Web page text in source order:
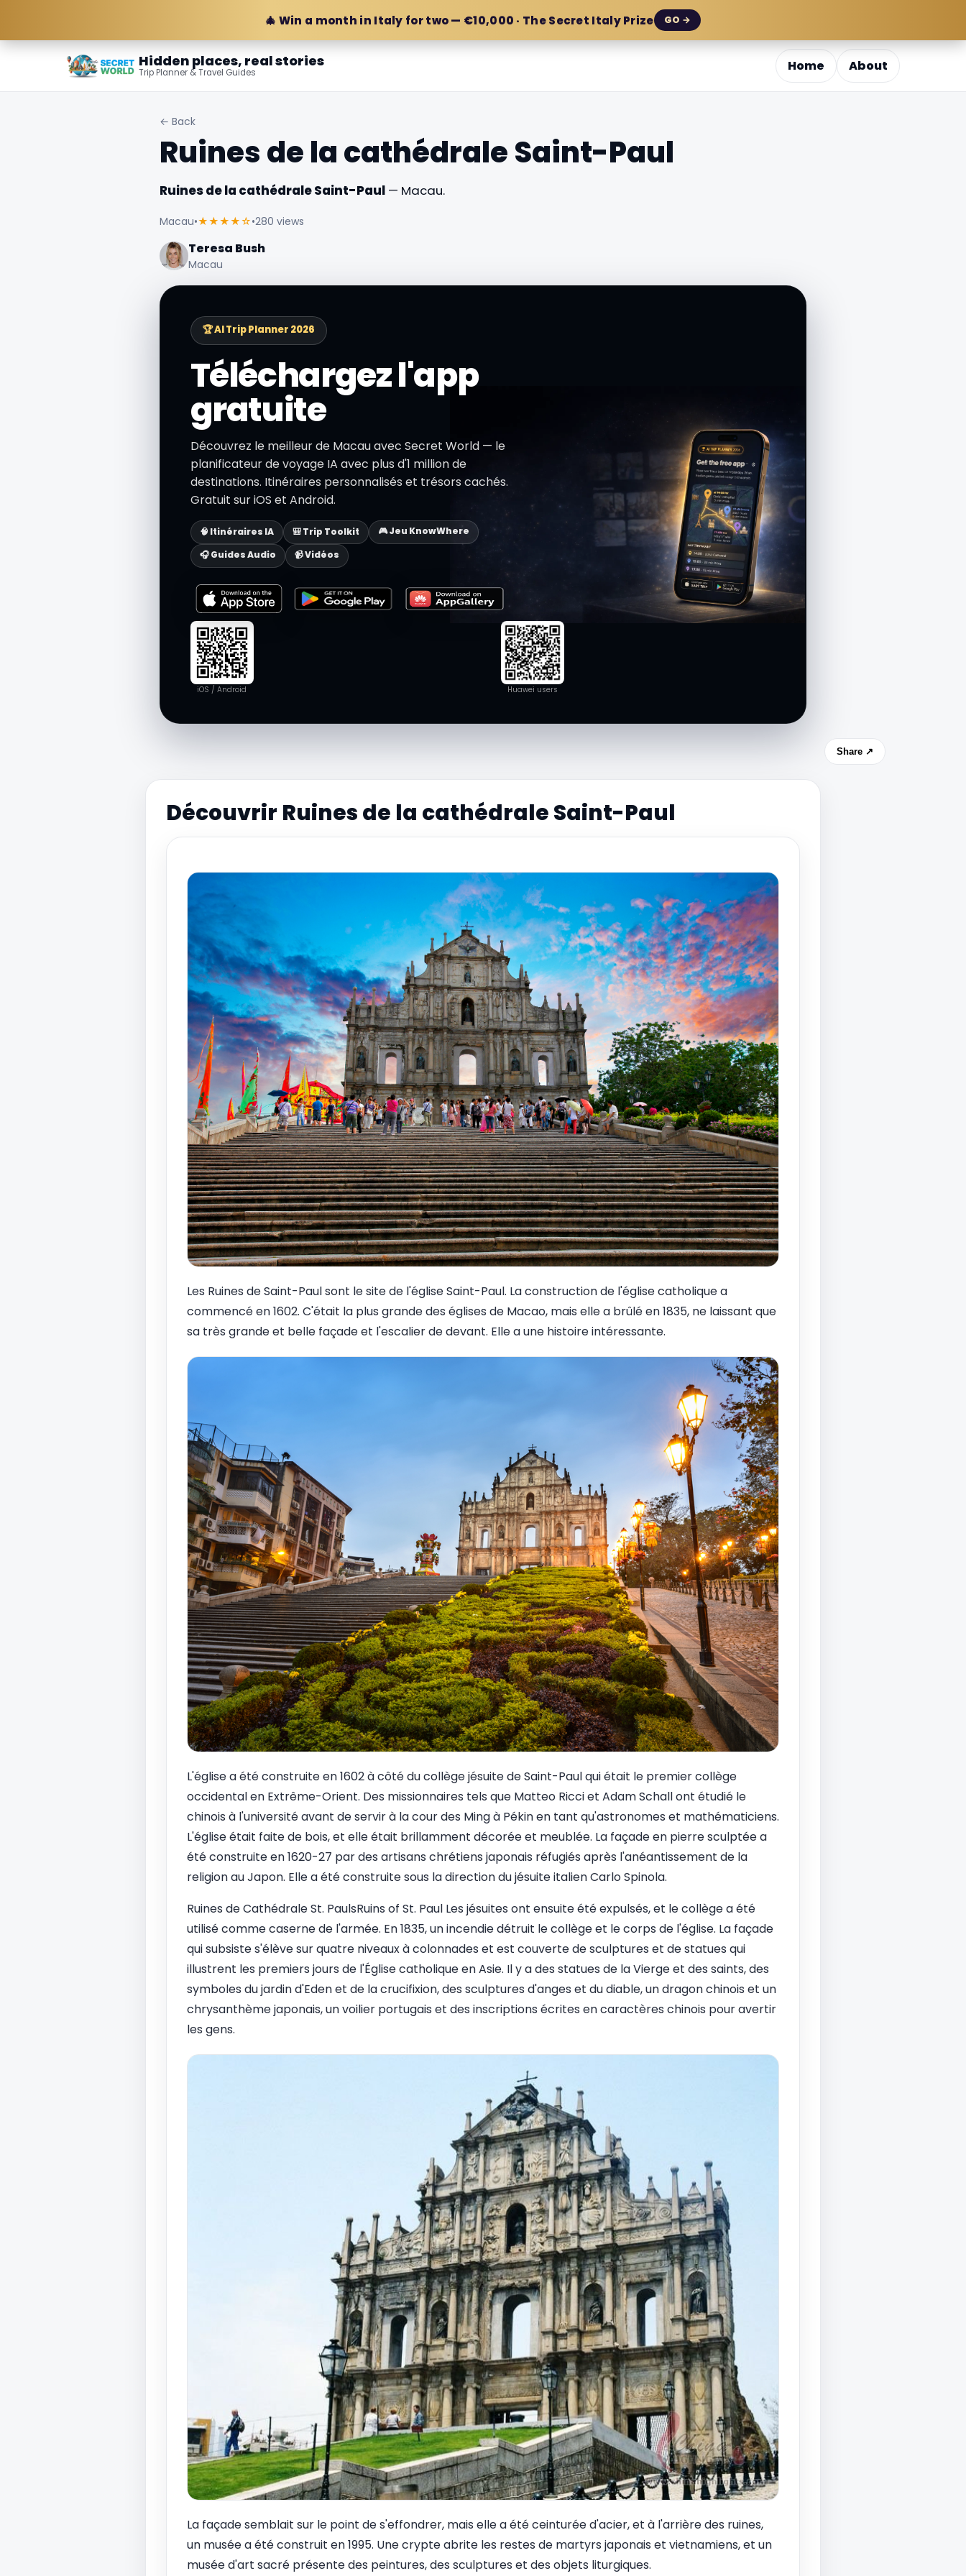
🎄 Win a month in Italy for two — €10,000 · The Secret Italy Prize GO →
Hidden places, real stories
Trip Planner & Travel Guides Home About
← Back
Ruines de la cathédrale Saint-Paul
Ruines de la cathédrale Saint-Paul— Macau.
Macau•★★★★☆•280 views
Teresa Bush
Macau
🏆 AI Trip Planner 2026
Téléchargez l'app
gratuite
Découvrez le meilleur de Macau avec Secret World — le
planificateur de voyage IA avec plus d'1 million de
destinations. Itinéraires personnalisés et trésors cachés.
Gratuit sur iOS et Android.
🧠 Itinéraires IA 🎒 Trip Toolkit
🎮 Jeu KnowWhere
🎧 Guides Audio
📹 Vidéos
iOS / Android Huawei users
Share ↗
Découvrir Ruines de la cathédrale Saint-Paul
Les Ruines de Saint-Paul sont le site de l'église Saint-Paul. La construction de l'église catholique a
commencé en 1602. C'était la plus grande des églises de Macao, mais elle a brûlé en 1835, ne laissant que
sa très grande et belle façade et l'escalier de devant. Elle a une histoire intéressante.
L'église a été construite en 1602 à côté du collège jésuite de Saint-Paul qui était le premier collège
occidental en Extrême-Orient. Des missionnaires tels que Matteo Ricci et Adam Schall ont étudié le
chinois à l'université avant de servir à la cour des Ming à Pékin en tant qu'astronomes et mathématiciens.
L'église était faite de bois, et elle était brillamment décorée et meublée. La façade en pierre sculptée a
été construite en 1620-27 par des artisans chrétiens japonais réfugiés après l'anéantissement de la
religion au Japon. Elle a été construite sous la direction du jésuite italien Carlo Spinola.
Ruines de Cathédrale St. PaulsRuins of St. Paul Les jésuites ont ensuite été expulsés, et le collège a été
utilisé comme caserne de l'armée. En 1835, un incendie détruit le collège et le corps de l'église. La façade
qui subsiste s'élève sur quatre niveaux à colonnades et est couverte de sculptures et de statues qui
illustrent les premiers jours de l'Église catholique en Asie. Il y a des statues de la Vierge et des saints, des
symboles du jardin d'Eden et de la crucifixion, des sculptures d'anges et du diable, un dragon chinois et un
chrysanthème japonais, un voilier portugais et des inscriptions écrites en caractères chinois pour avertir
les gens.
La façade semblait sur le point de s'effondrer, mais elle a été ceinturée d'acier, et à l'arrière des ruines,
un musée a été construit en 1995. Une crypte abrite les restes de martyrs japonais et vietnamiens, et un
musée d'art sacré présente des peintures, des sculptures et des objets liturgiques.